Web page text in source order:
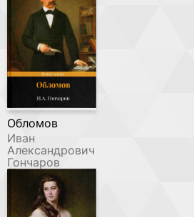
Обломов
Иван
Александрович
Гончаров